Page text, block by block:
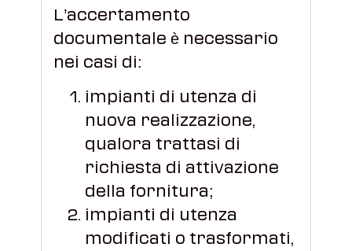
L’accertamento
documentale è necessario
nei casi di:
impianti di utenza di
nuova realizzazione,
qualora trattasi di
richiesta di attivazione
della fornitura;
impianti di utenza
modificati o trasformati,